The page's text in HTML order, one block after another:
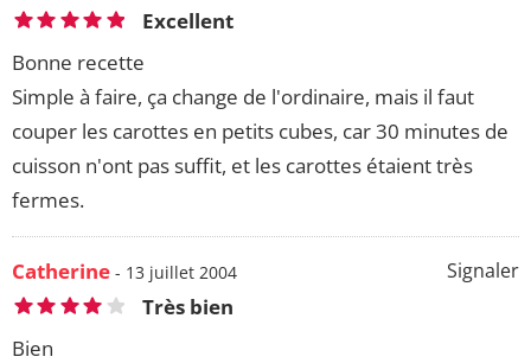
Excellent
Bonne recette
Simple à faire, ça change de l'ordinaire, mais il faut
couper les carottes en petits cubes, car 30 minutes de
cuisson n'ont pas suffit, et les carottes étaient très
fermes.
Signaler
Catherine - 13 juillet 2004
Très bien
Bien